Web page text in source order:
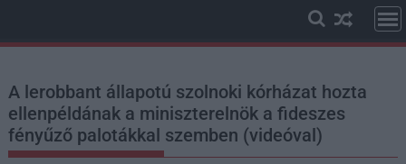
A lerobbant állapotú szolnoki kórházat hozta
ellenpéldának a miniszterelnök a fideszes
fényűző palotákkal szemben (videóval)